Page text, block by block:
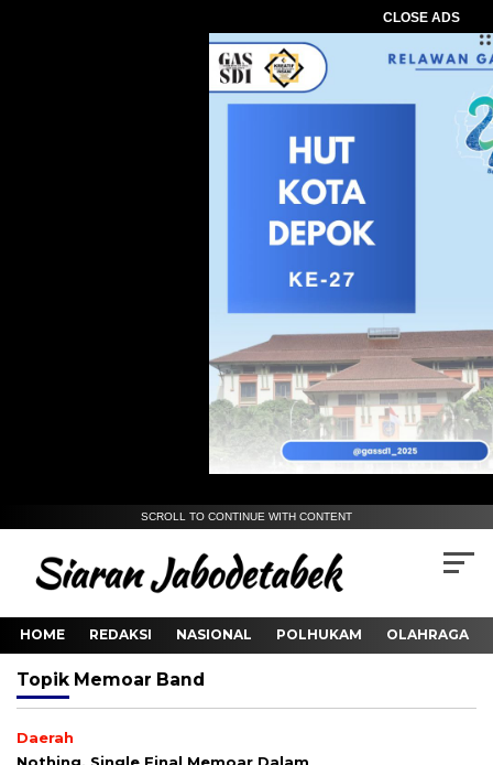
CLOSE ADS
SCROLL TO CONTINUE WITH CONTENT
HOME REDAKSI NASIONAL POLHUKAM OLAHRAGA
Topik Memoar Band
Daerah